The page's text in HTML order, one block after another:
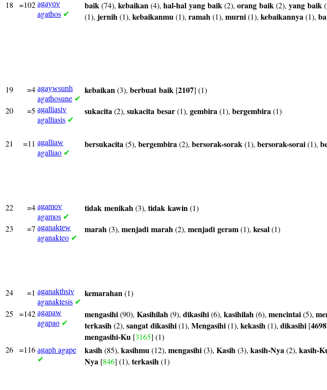
18 =102 agayov
agathos ✔
baik(74), kebaikan(4), hal-hal yang baik(2), orang baik(2), yang baik
(1), jernih(1), kebaikanmu(1), ramah(1), murni(1), kebaikannya(1),
19
=4 agaywsunh
agathosune ✔
kebaikan(3), berbuat baik [2107] (1)
20 =5 agalliasiv
agalliasis ✔
sukacita(2), sukacita besar(1), gembira(1), bergembira(1)
21
=11 agalliaw
agalliao ✔
bersukacita(5), bergembira(2), bersorak-sorak(1), bersorak-sorai(1),
22
=4 agamov
agamos ✔
tidak menikah(3), tidak kawin(1)
23 =7 aganaktew
aganakteo ✔
marah(3), menjadi marah(2), menjadi geram(1), kesal(1)
24
=1 aganakthsiv
aganaktesis ✔
kemarahan(1)
25 =142 agapaw
agapao ✔
mengasihi(90), Kasihilah(9), dikasihi(6), kasihilah(6), mencintai(5),
terkasih(2), sangat dikasihi(1), Mengasihi(1), kekasih(1), dikasihi [4698
mengasihi-Ku [3165] (1)
26 =116 agaph agape
✔
kasih(85), kasihmu(12), mengasihi(3), Kasih(3), kasih-Nya(2), kasih-
Nya [846] (1), terkasih(1)